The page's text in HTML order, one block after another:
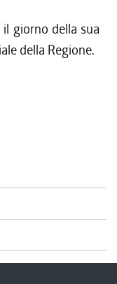
giorno della sua
della Regione.